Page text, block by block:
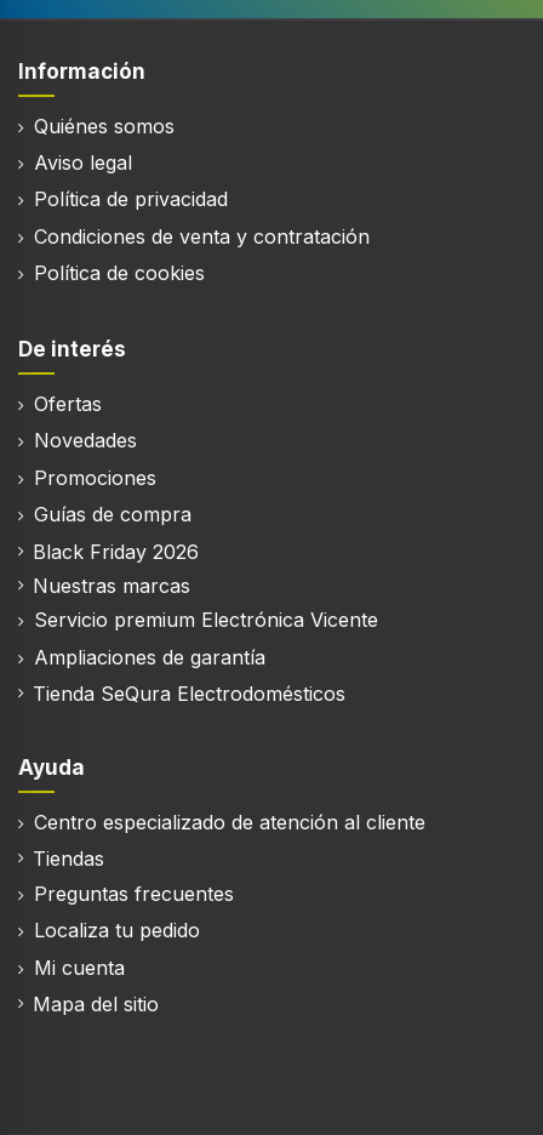
True Wireless Stereo (TWS)
Conexión USB
Conector USB
USB Tipo C
Bluetooth
Perfiles de Bluetooth
Versión de Bluetooth
Auriculares
Intraaural
Filtrado de ruidos
Tipo de reducción de ruido
Micrófono
Tipo de micrófono
Integrado
Micrófono MEMS (Micro-Electro-Mechanical
System, Sistema microelectromecánico)
Información
Quiénes somos
Aviso legal
Política de privacidad
Condiciones de venta y contratación
Política de cookies
De interés
Ofertas
Novedades
Promociones
Guías de compra
Black Friday 2026
Nuestras marcas
Servicio premium Electrónica Vicente
Ampliaciones de garantía
Tienda SeQura Electrodomésticos
Ayuda
Centro especializado de atención al cliente
Tiendas
Preguntas frecuentes
Localiza tu pedido
Mi cuenta
Mapa del sitio